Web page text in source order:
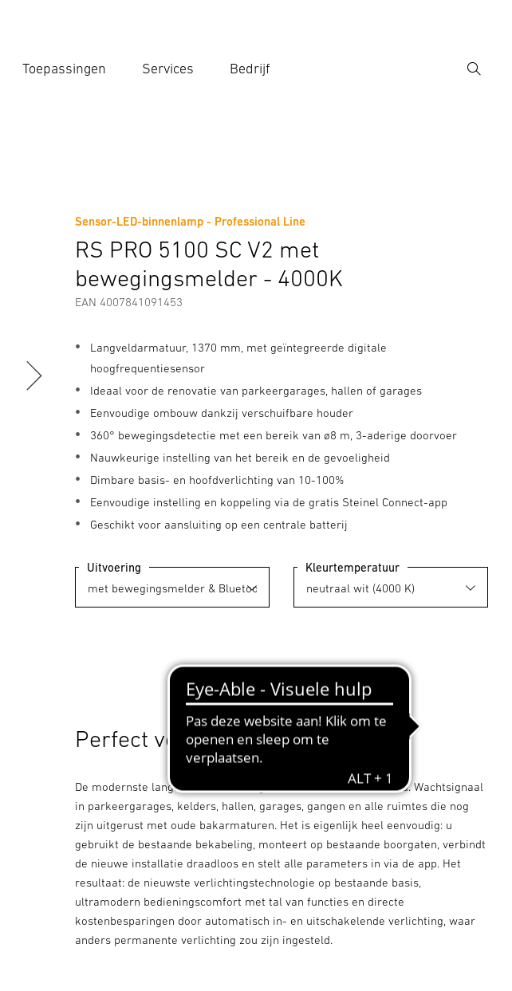
Toepassingen Services Bedrijf
Zoek
Sensor-LED-binnenlamp - Professional Line
RS PRO 5100 SC V2 met
bewegingsmelder - 4000K
EAN 4007841091453
Langveldarmatuur, 1370 mm, met geïntegreerde digitale
hoogfrequentiesensor
Ideaal voor de renovatie van parkeergarages, hallen of garages
Eenvoudige ombouw dankzij verschuifbare houder
360° bewegingsdetectie met een bereik van ø8 m, 3-aderige doorvoer
Nauwkeurige instelling van het bereik en de gevoeligheid
Dimbare basis- en hoofdverlichting van 10-100%
Eenvoudige instelling en koppeling via de gratis Steinel Connect-app
Geschikt voor aansluiting op een centrale batterij
Uitvoering Kleurtemperatuur
Toebehoren
Perfect voor renovaties.
De modernste langveldarmatuur tegen de renovatieachterstand. Wachtsignaal
in parkeergarages, kelders, hallen, garages, gangen en alle ruimtes die nog
zijn uitgerust met oude bakarmaturen. Het is eigenlijk heel eenvoudig: u
gebruikt de bestaande bekabeling, monteert op bestaande boorgaten, verbindt
de nieuwe installatie draadloos en stelt alle parameters in via de app. Het
resultaat: de nieuwste verlichtingstechnologie op bestaande basis,
ultramodern bedieningscomfort met tal van functies en directe
kostenbesparingen door automatisch in- en uitschakelende verlichting, waar
anders permanente verlichting zou zijn ingesteld.